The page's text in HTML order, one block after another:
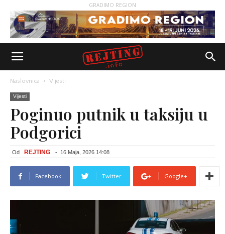
GRADIMO REGION
Naslovnica Vijesti
Vijesti
Poginuo putnik u taksiju u
Podgorici
Od REJTING - 16 Maja, 2026 14:08
Facebook Twitter Google+